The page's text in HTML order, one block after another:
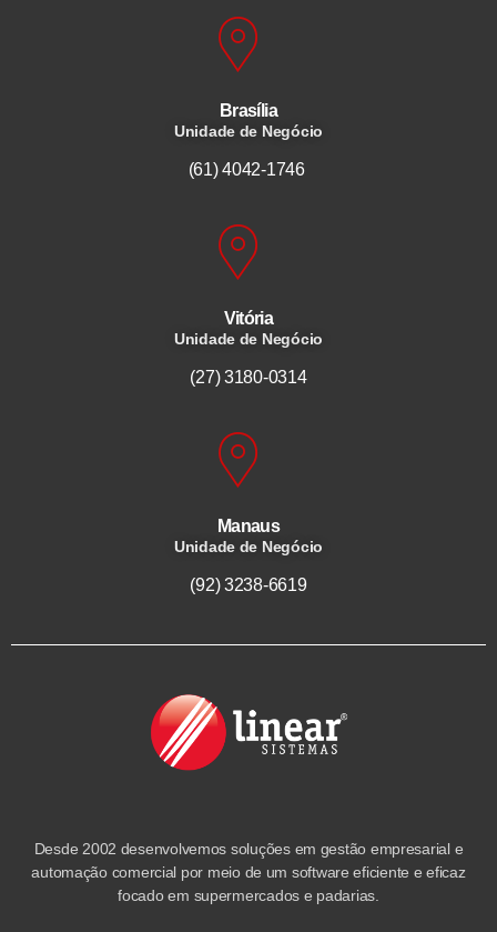
Brasília
Unidade de Negócio
(61) 4042-1746
Vitória
Unidade de Negócio
(27) 3180-0314
Manaus
Unidade de Negócio
(92) 3238-6619
Desde 2002 desenvolvemos soluções em gestão empresarial e
automação comercial por meio de um software eficiente e eficaz
focado em supermercados e padarias.